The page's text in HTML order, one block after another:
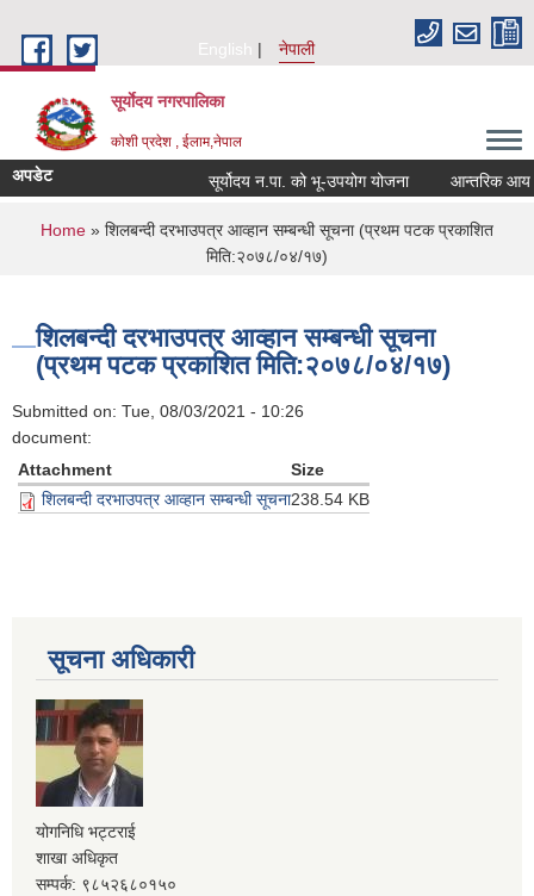
English
नेपाली
सूर्याेदय नगरपालिका
कोशी प्रदेश , ईलाम,नेपाल
अपडेट सूर्योदय न.पा. को भू-उपयोग योजना आन्तरिक आय
You are here
Home » शिलबन्दी दरभाउपत्र आव्हान सम्बन्धी सूचना (प्रथम पटक प्रकाशित
मिति:२०७८/०४/१७)
शिलबन्दी दरभाउपत्र आव्हान सम्बन्धी सूचना
(प्रथम पटक प्रकाशित मिति:२०७८/०४/१७)
Submitted on: Tue, 08/03/2021 - 10:26
document:
Attachment
Size
शिलबन्दी दरभाउपत्र आव्हान सम्बन्धी सूचना238.54 KB
सूचना अधिकारी
योगनिधि भट्टराई
शाखा अधिकृत
सम्पर्क: ९८५२६८०१५०